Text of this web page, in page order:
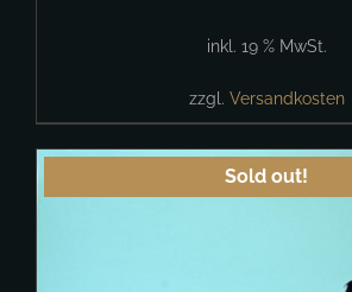
inkl. 19 % MwSt.
zzgl. Versandkosten
Sold out!